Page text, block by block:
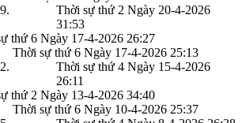
Thời sự thứ 2 Ngày 20-4-2026
31:53
thứ 6 Ngày 17-4-2026 26:27
Thời sự thứ 6 Ngày 17-4-2026 25:13
Thời sự thứ 4 Ngày 15-4-2026
26:11
thứ 2 Ngày 13-4-2026 34:40
Thời sự thứ 6 Ngày 10-4-2026 25:37